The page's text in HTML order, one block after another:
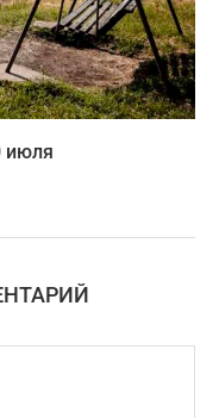
июля